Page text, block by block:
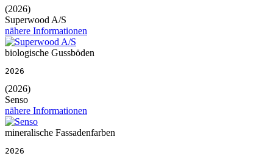
(2026)
Superwood A/S
nähere Informationen
biologische Gussböden
2026
(2026)
Senso
nähere Informationen
mineralische Fassadenfarben
2026